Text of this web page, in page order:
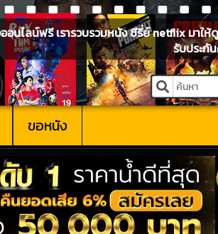
นไลน์ฟรี เรารวบรวมหนัง ซีรี่ย์ netflix มาใ
รับประกั
ขอหนัง